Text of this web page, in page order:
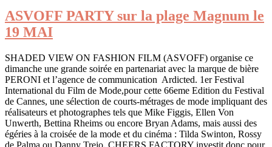
ASVOFF PARTY sur la plage Magnum le
19 MAI
SHADED VIEW ON FASHION FILM (ASVOFF) organise ce
dimanche une grande soirée en partenariat avec la marque de bière
PERONI et l’agence de communication Ardicted. 1er Festival
International du Film de Mode,pour cette 66eme Edition du Festival
de Cannes, une sélection de courts-métrages de mode impliquant des
réalisateurs et photographes tels que Mike Figgis, Ellen Von
Unwerth, Bettina Rheims ou encore Bryan Adams, mais aussi des
égéries à la croisée de la mode et du cinéma : Tilda Swinton, Rossy
de Palma ou Danny Trejo. CHEERS FACTORY investit donc pour